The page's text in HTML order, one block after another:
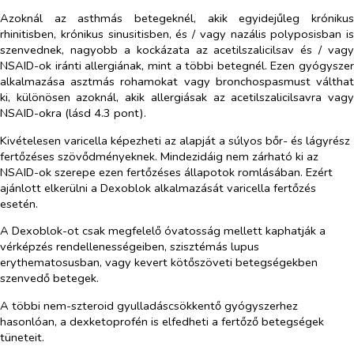
Azoknál az asthmás betegeknél, akik egyidejűleg krónikus
rhinitisben, krónikus sinusitisben, és / vagy nazális polyposisban is
szenvednek, nagyobb a kockázata az acetilszalicilsav és / vagy
NSAID-ok iránti allergiának, mint a többi betegnél. Ezen gyógyszer
alkalmazása asztmás rohamokat vagy bronchospasmust válthat
ki, különösen azoknál, akik allergiásak az acetilszalicilsavra vagy
NSAID-okra (lásd 4.3 pont).
Kivételesen varicella képezheti az alapját a súlyos bőr- és lágyrész
fertőzéses szövődményeknek. Mindezidáig nem zárható ki az
NSAID-ok szerepe ezen fertőzéses állapotok romlásában. Ezért
ajánlott elkerülni a Dexoblok alkalmazását varicella fertőzés
esetén.
A Dexoblok-ot csak megfelelő óvatosság mellett kaphatják a
vérképzés rendellenességeiben, szisztémás lupus
erythematosusban, vagy kevert kötőszöveti betegségekben
szenvedő betegek.
A többi nem-szteroid gyulladáscsökkentő gyógyszerhez
hasonlóan, a dexketoprofén is elfedheti a fertőző betegségek
tüneteit.